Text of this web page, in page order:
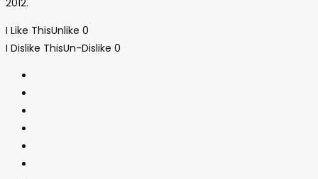
I Like ThisUnlike 0
I Dislike ThisUn-Dislike 0